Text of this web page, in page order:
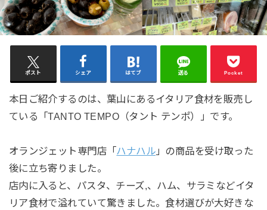
ポスト シェア はてブ 送る Pocket
本日ご紹介するのは、葉山にあるイタリア食材を販売し
ている「TANTO TEMPO（タント テンポ）」です。
オランジェット専門店「ハナハル 」の商品を受け取った
後に立ち寄りました。
店内に入ると、パスタ、チーズ,、ハム、サラミなどイタ
リア食材で溢れていて驚きました。食材選びが大好きな